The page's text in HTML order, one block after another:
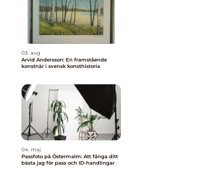
03. aug
Arvid Andersson: En framstående
konstnär i svensk konsthistoria
04. maj
Passfoto på Östermalm: Att fånga ditt
bästa jag för pass och ID-handlingar